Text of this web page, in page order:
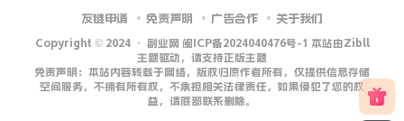
友链申请 免责声明 广告合作 关于我们
Copyright © 2024 · 副业网 闽ICP备2024040476号-1 本站由Zibll
主题驱动，请支持正版主题
免责声明：本站内容转载于网络，版权归原作者所有，仅提供信息存储
空间服务，不拥有所有权，不承担相关法律责任，如果侵犯了您的权
益，请底部联系删除。